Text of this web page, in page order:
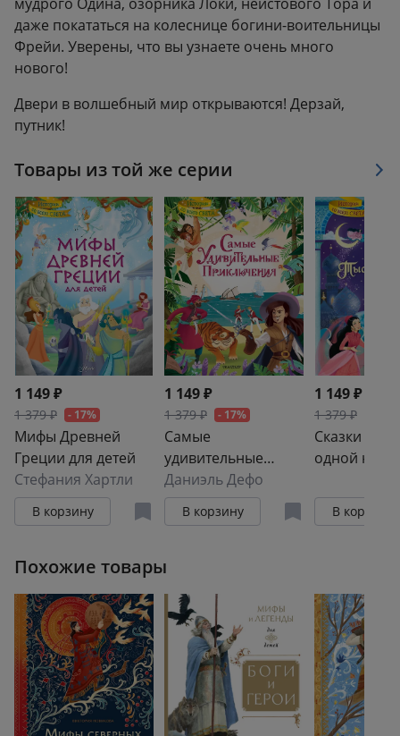
даже покататься на колеснице богини-воительницы
Фрейи. Уверены, что вы узнаете очень много
нового!
Двери в волшебный мир открываются! Дерзай,
путник!
Товары из той же серии
1 149 ₽
1 379 ₽ - 17%
Мифы Древней
Греции для детей
Стефания Хартли
В корзину
1 149 ₽
1 379 ₽ - 17%
Самые
удивительные
приключения
Даниэль Дефо
В корзину
1 149 ₽
1 379 ₽
Сказки
одной ночи
В корзину
Похожие товары